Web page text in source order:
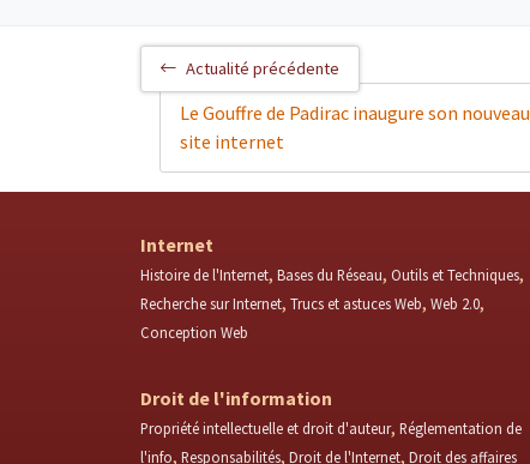
Actualité précédente
Le Gouffre de Padirac inaugure son nouveau
site internet
Internet
Histoire de l'Internet Bases du Réseau Outils et Techniques
Recherche sur Internet Trucs et astuces Web Web 2.0
Conception Web
Droit de l'information
Propriété intellectuelle et droit d'auteur Réglementation de
l'info Responsabilités Droit de l'Internet Droit des affaires